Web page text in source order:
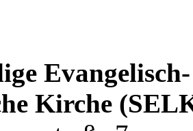
Evangelisch-
Kirche